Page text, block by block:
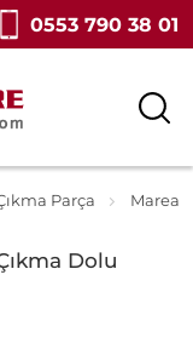
0553 790 38 01
Parça Marea
Dolu